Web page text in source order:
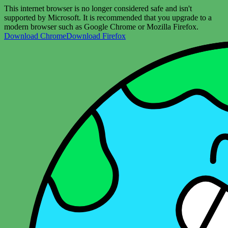
This internet browser is no longer considered safe and isn't
supported by Microsoft. It is recommended that you upgrade to a
modern browser such as Google Chrome or Mozilla Firefox.
Download ChromeDownload Firefox